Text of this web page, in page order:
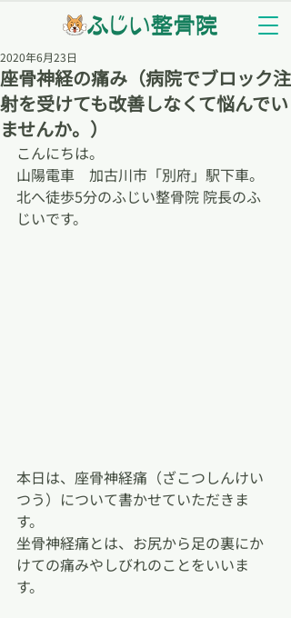
座骨神経の痛み（病院でブロック注
射を受けても改善しなくて悩んでい
ませんか。）
2020年6月23日
こんにちは。
山陽電車　加古川市「別府」駅下車。
北へ徒歩5分のふじい整骨院 院長のふ
じいです。
本日は、座骨神経痛（ざこつしんけい
つう）について書かせていただきま
す。
坐骨神経痛とは、お尻から足の裏にか
けての痛みやしびれのことをいいま
す。